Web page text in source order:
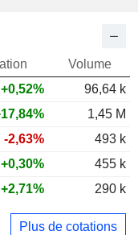
Volume
+0,52%
96,64 k
1,45 M
-2,63%
493 k
+0,30%
455 k
+2,71% 290 k
Plus de cotations